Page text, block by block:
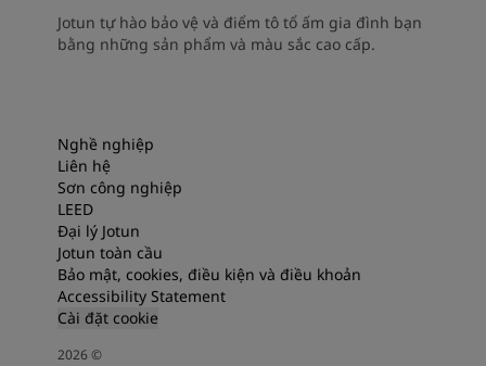
Jotun tự hào bảo vệ và điểm tô tổ ấm gia đình bạn
bằng những sản phẩm và màu sắc cao cấp.
Nghề nghiệp
Liên hệ
Sơn công nghiệp
LEED
Đại lý Jotun
Jotun toàn cầu
Bảo mật, cookies, điều kiện và điều khoản
Accessibility Statement
Cài đặt cookie
2026©